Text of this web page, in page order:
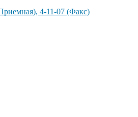
4-11-07 (Факс)